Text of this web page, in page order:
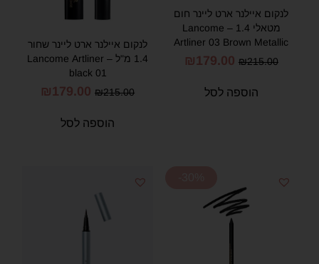
לנקום איילנר ארט ליינר חום
מטאלי 1.4 – Lancome
Artliner 03 Brown Metallic
₪215.00
₪ 179.00
הוספה לסל
לנקום איילנר ארט ליינר שחור
1.4 מ"ל – Lancome Artliner
black 01
₪215.00
₪179.00
הוספה לסל